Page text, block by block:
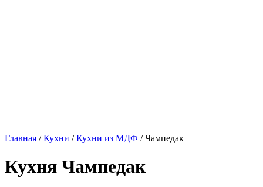
Главная /Кухни /Кухни из МДФ / Чампедак
Кухня Чампедак